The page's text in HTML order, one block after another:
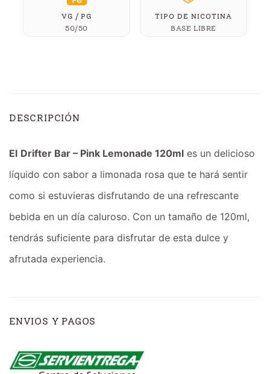
VG / PG
50/50
TIPO DE NICOTINA
BASE LIBRE
DESCRIPCIÓN
El Drifter Bar – Pink Lemonade 120ml es un delicioso
líquido con sabor a limonada rosa que te hará sentir
como si estuvieras disfrutando de una refrescante
bebida en un día caluroso. Con un tamaño de 120ml,
tendrás suficiente para disfrutar de esta dulce y
afrutada experiencia.
ENVIOS Y PAGOS